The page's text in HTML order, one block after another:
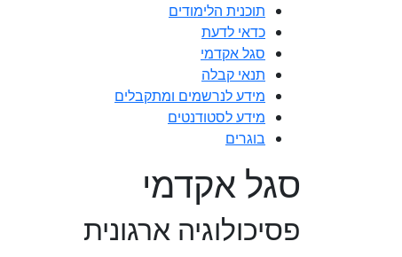
תוכנית הלימודים
כדאי לדעת
סגל אקדמי
תנאי קבלה
מידע לנרשמים ומתקבלים
מידע לסטודנטים
בוגרים
סגל אקדמי
פסיכולוגיה ארגונית